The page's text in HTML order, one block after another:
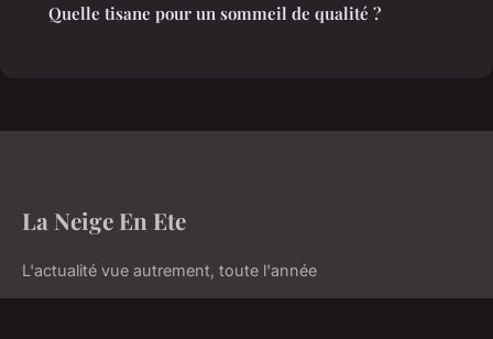
Quelle tisane pour un sommeil de qualité ?
La Neige En Ete
L'actualité vue autrement, toute l'année